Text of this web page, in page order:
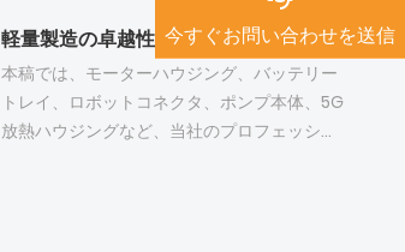
精密成形技術に基づき、工場で生産される建
築用アルミニウム合金部品は、優れた耐候
性、高強度、安定した寸法を実現していま
す。厳格な品質管理により、長期にわたる屋
外使用性能を保証します。当社は、あらゆる
軽量製造の卓越性！佛山嘉威金属がアルミニウムダイカスト工業部品のハイエンド生産を実現
本稿では、モーターハウジング、バッテリー
トレイ、ロボットコネクタ、ポンプ本体、5G
放熱ハウジングなど、当社のプロフェッショ
今すぐお問い合わせを送信